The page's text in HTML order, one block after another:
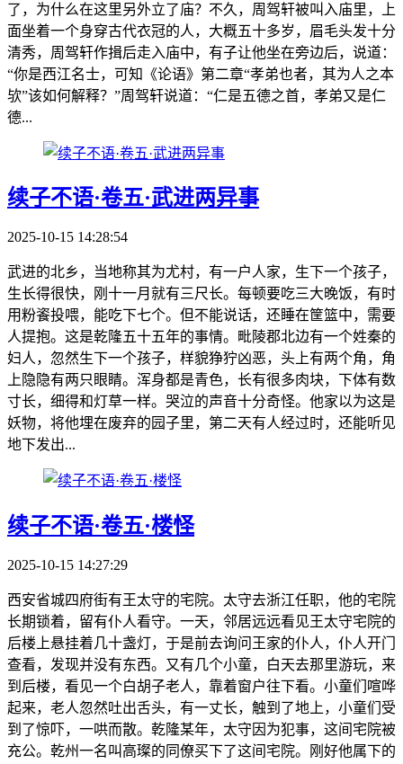
了，为什么在这里另外立了庙？不久，周驾轩被叫入庙里，上
面坐着一个身穿古代衣冠的人，大概五十多岁，眉毛头发十分
清秀，周驾轩作揖后走入庙中，有子让他坐在旁边后，说道：
“你是西江名士，可知《论语》第二章“孝弟也者，其为人之本
欤”该如何解释？”周驾轩说道：“仁是五德之首，孝弟又是仁
德...
续子不语·卷五·武进两异事
2025-10-15 14:28:54
武进的北乡，当地称其为尤村，有一户人家，生下一个孩子，
生长得很快，刚十一月就有三尺长。每顿要吃三大晚饭，有时
用粉餈投喂，能吃下七个。但不能说话，还睡在筐篮中，需要
人提抱。这是乾隆五十五年的事情。毗陵郡北边有一个姓秦的
妇人，忽然生下一个孩子，样貌狰狞凶恶，头上有两个角，角
上隐隐有两只眼睛。浑身都是青色，长有很多肉块，下体有数
寸长，细得和灯草一样。哭泣的声音十分奇怪。他家以为这是
妖物，将他埋在废弃的园子里，第二天有人经过时，还能听见
地下发出...
续子不语·卷五·楼怪
2025-10-15 14:27:29
西安省城四府街有王太守的宅院。太守去浙江任职，他的宅院
长期锁着，留有仆人看守。一天，邻居远远看见王太守宅院的
后楼上悬挂着几十盏灯，于是前去询问王家的仆人，仆人开门
查看，发现并没有东西。又有几个小童，白天去那里游玩，来
到后楼，看见一个白胡子老人，靠着窗户往下看。小童们喧哗
起来，老人忽然吐出舌头，有一丈长，触到了地上，小童们受
到了惊吓，一哄而散。乾隆某年，太守因为犯事，这间宅院被
充公。乾州一名叫高璨的同僚买下了这间宅院。刚好他属下的